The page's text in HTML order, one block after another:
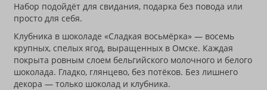
Набор подойдёт для свидания, подарка без повода или
просто для себя.
Клубника в шоколаде «Сладкая восьмёрка» — восемь
крупных, спелых ягод, выращенных в Омске. Каждая
покрыта ровным слоем бельгийского молочного и белого
шоколада. Гладко, глянцево, без потёков. Без лишнего
декора — только шоколад и клубника.